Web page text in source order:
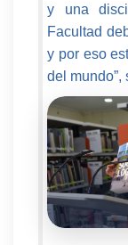
y una
Facultad
y por eso
del mundo”,